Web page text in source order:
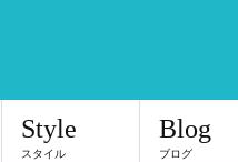
Style
スタイル
Blog
ブログ